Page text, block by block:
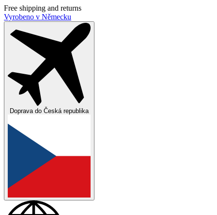
Free shipping and returns
Vyrobeno v Německu
Doprava do Česká republika